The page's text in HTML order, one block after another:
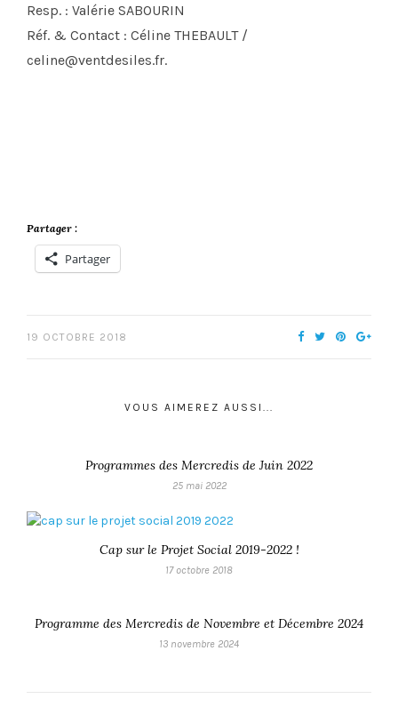
Resp. : Valérie SABOURIN
Réf. & Contact : Céline THEBAULT /
celine@ventdesiles.fr.
Partager :
Partager
19 OCTOBRE 2018
VOUS AIMEREZ AUSSI...
Programmes des Mercredis de Juin 2022
25 mai 2022
Cap sur le Projet Social 2019-2022 !
17 octobre 2018
Programme des Mercredis de Novembre et Décembre 2024
13 novembre 2024